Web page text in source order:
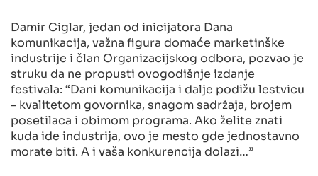
Damir Ciglar, jedan od inicijatora Dana
komunikacija, važna figura domaće marketinške
industrije i član Organizacijskog odbora, pozvao je
struku da ne propusti ovogodišnje izdanje
festivala: “Dani komunikacija i dalje podižu lestvicu
– kvalitetom govornika, snagom sadržaja, brojem
posetilaca i obimom programa. Ako želite znati
kuda ide industrija, ovo je mesto gde jednostavno
morate biti. A i vaša konkurencija dolazi…”